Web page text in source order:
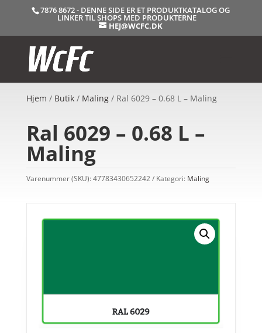
7876 8672 - DENNE SIDE ER ET PRODUKTKATALOG OG
LINKER TIL SHOPS MED PRODUKTERNE
HEJ@WCFC.DK
Hjem / Butik/ Maling/ Ral 6029 – 0.68 L – Maling
Ral 6029 – 0.68 L –
Maling
Varenummer (SKU):47783430652242 Kategori: Maling